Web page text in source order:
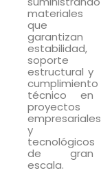
materiales
que
garantizan
estabilidad,
soporte
estructural y
cumplimiento
técnico en
proyectos
empresariales
y
tecnológicos
de gran
escala.